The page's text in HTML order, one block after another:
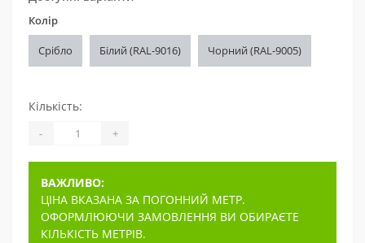
Колір
Срібло Білий (RAL-9016) Чорний (RAL-9005)
Кількість:
- +
ВАЖЛИВО:
ЦІНА ВКАЗАНА ЗА ПОГОННИЙ МЕТР.
ОФОРМЛЮЮЧИ ЗАМОВЛЕННЯ ВИ ОБИРАЄТЕ
КІЛЬКІСТЬ МЕТРІВ.